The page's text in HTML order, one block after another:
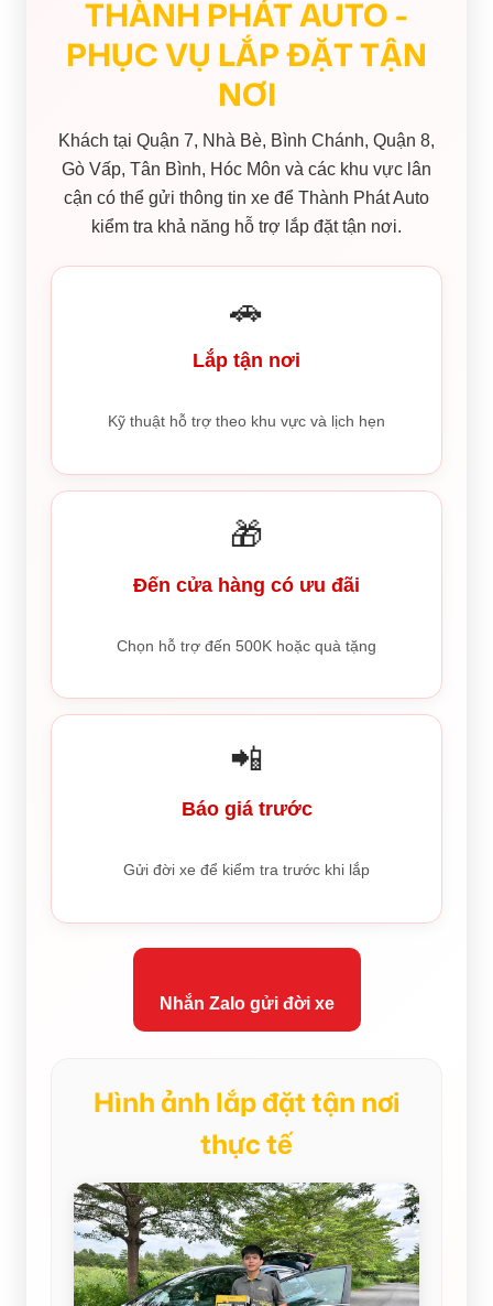
THÀNH PHÁT AUTO -
PHỤC VỤ LẮP ĐẶT TẬN
NƠI
Khách tại Quận 7, Nhà Bè, Bình Chánh, Quận 8,
Gò Vấp, Tân Bình, Hóc Môn và các khu vực lân
cận có thể gửi thông tin xe để Thành Phát Auto
kiểm tra khả năng hỗ trợ lắp đặt tận nơi.
🚗
Lắp tận nơi
Kỹ thuật hỗ trợ theo khu vực và lịch hẹn
🎁
Đến cửa hàng có ưu đãi
Chọn hỗ trợ đến 500K hoặc quà tặng
📲
Báo giá trước
Gửi đời xe để kiểm tra trước khi lắp
Nhắn Zalo gửi đời xe
Hình ảnh lắp đặt tận nơi
thực tế